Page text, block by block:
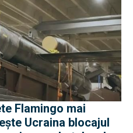
Flamingo mai
Ucraina blocajul